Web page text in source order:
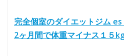
完全個室のダイエットジム
2ヶ月間で体重マイナス１５